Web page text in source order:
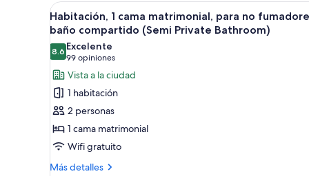
Abrir
todas
las
fotos
de
Habitación,
cama
matrimonial,
para
no
Habitación, 1 cama
5
Habitación, 1 cama matrimonial, para no
baño compartido (Semi Private Bathroom)
8.68.6 de 10
Excelente
99 opiniones
(99
opiniones)
Vista a la ciudad
1 habitación
2 personas
1 cama matrimonial
Wifi gratuito
Más detalles
Más